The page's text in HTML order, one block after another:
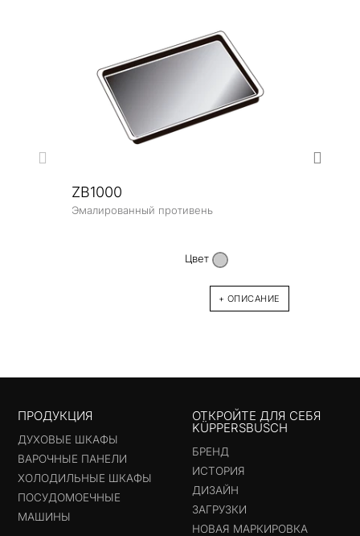
ZB1000
Эмалированный противень
Цвет
+ ОПИСАНИЕ
ПРОДУКЦИЯ
ДУХОВЫЕ ШКАФЫ
ВАРОЧНЫЕ ПАНЕЛИ
ХОЛОДИЛЬНЫЕ ШКАФЫ
ПОСУДОМОЕЧНЫЕ
МАШИНЫ
ОТКРОЙТЕ ДЛЯ СЕБЯ
KÜPPERSBUSCH
БРЕНД
ИСТОРИЯ
ДИЗАЙН
ЗАГРУЗКИ
НОВАЯ МАРКИРОВКА